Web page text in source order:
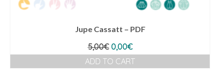
Jupe Cassatt – PDF
5,00€ Original
price
was:
0,00€Current
price
is:
ADD TO CART